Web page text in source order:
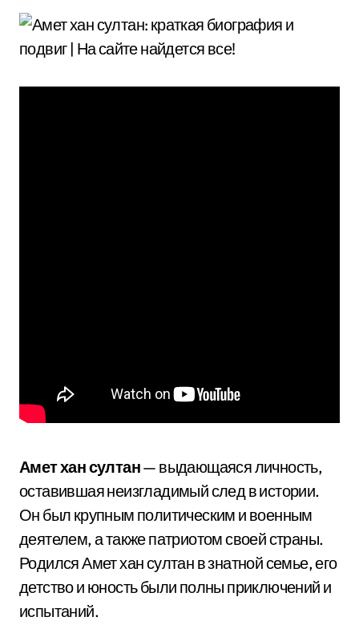
Амет хан султан— выдающаяся личность,
оставившая неизгладимый след в истории.
Он был крупным политическим и военным
деятелем, а также патриотом своей страны.
Родился Амет хан султан в знатной семье, его
детство и юность были полны приключений и
испытаний.